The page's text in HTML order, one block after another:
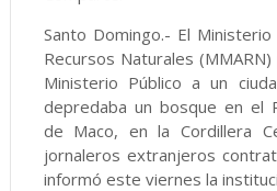
Santo Domingo.- El
Recursos Naturales
Ministerio Público a un
depredaba un bosque en el
de Maco, en la Cordillera
jornaleros extranjeros
informó este viernes la